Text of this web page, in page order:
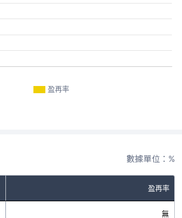
盈再率
數據單位：%
盈再率
無